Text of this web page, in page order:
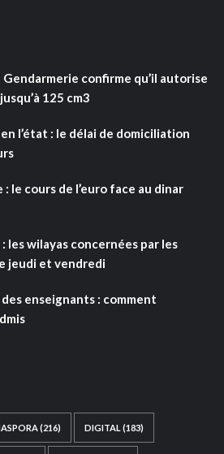
Gendarmerie confirme qu’il autorise
125 cm3
l’état : le délai de domiciliation
le cours de l’euro face au dinar
les wilayas concernées par les
jeudi et vendredi
enseignants : comment
(216) DIGITAL (183)